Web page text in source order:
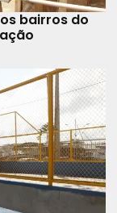
bairros do